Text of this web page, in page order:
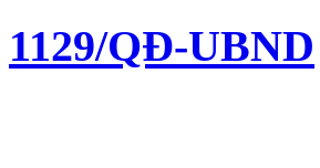
1129/QĐ-UBND